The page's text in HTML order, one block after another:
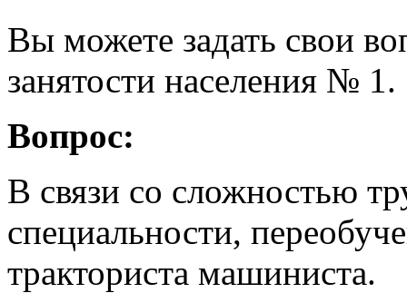
Вы можете задать свои
занятости населения № 1.
Вопрос:
В связи со сложностью
специальности,
тракториста машиниста.